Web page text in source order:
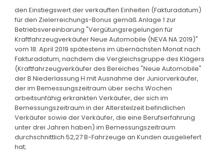
den Einstiegswert der verkauften Einheiten (Fakturadatum)
für den Zielerreichungs-Bonus gemäß Anlage 1 zur
Betriebsvereinbarung "Vergütungsregelungen für
Kraftfahrzeugverkäufer Neue Automobile (NEVA NA 2019)"
vom 18. April 2019 spätestens im übernächsten Monat nach
Fakturadatum, nachdem die Vergleichsgruppe des Klägers
(Kraftfahrzeugverkäufer des Bereiches "Neue Automobile"
der B Niederlassung H mit Ausnahme der Juniorverkäufer,
der im Bemessungszeitraum über sechs Wochen
arbeitsunfähig erkrankten Verkäufer, der sich im
Bemessungszeitraum in der Altersteilzeit befindlichen
Verkäufer sowie der Verkäufer, die eine Berufserfahrung
unter drei Jahren haben) im Bemessungszeitraum
durchschnittlich 52,27 B-Fahrzeuge an Kunden ausgeliefert
hat;